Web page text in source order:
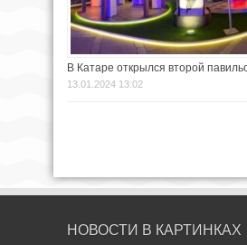
В Катаре открылся второй
13.01.2024 13:02
НОВОСТИ В КАРТИНКАХ